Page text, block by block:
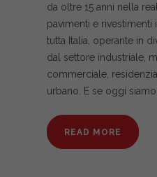
da oltre 15 anni nella
pavimenti e rivestimenti
tutta Italia, operante in
dal settore industriale,
commerciale,
urbano. E se oggi
READ MORE